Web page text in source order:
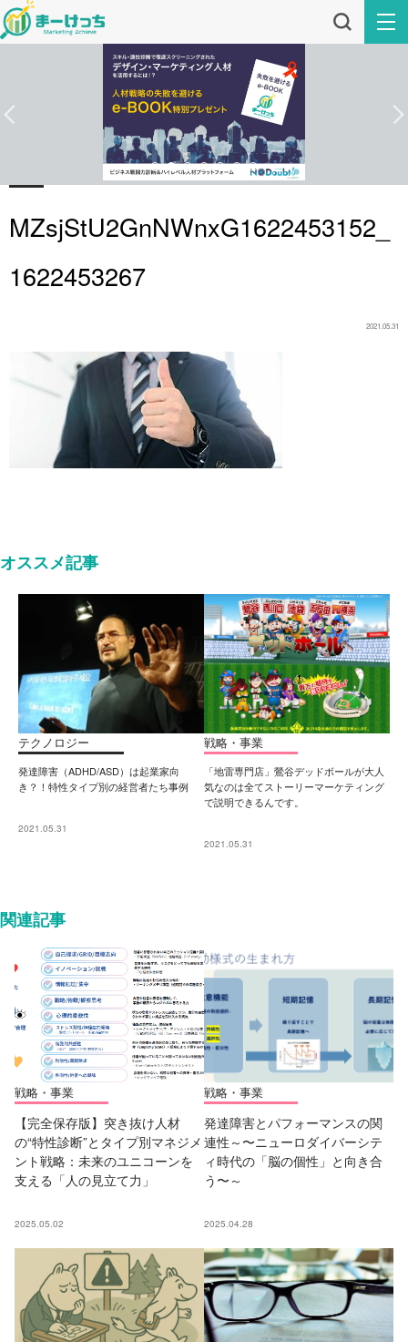
MZsjStU2GnNWnxG1622453152_
1622453267
2021.05.31
オススメ記事
テクノロジー
発達障害（ADHD/ASD）は起業家向
き？！特性タイプ別の経営者たち事例
2021.05.31
戦略・事業
「地雷専門店」鶯谷デッドボールが大人
気なのは全てストーリーマーケティング
で説明できるんです。
2021.05.31
関連記事
戦略・事業
【完全保存版】突き抜け人材
の“特性診断”とタイプ別マネジメ
ント戦略：未来のユニコーンを
支える「人の見立て力」
2025.05.02
戦略・事業
発達障害とパフォーマンスの関
連性～〜ニューロダイバーシテ
ィ時代の「脳の個性」と向き合
う〜～
2025.04.28